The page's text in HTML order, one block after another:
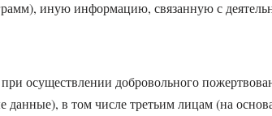
иную информацию, связанную с
осуществлении добровольного
в том числе третьим лицам (на